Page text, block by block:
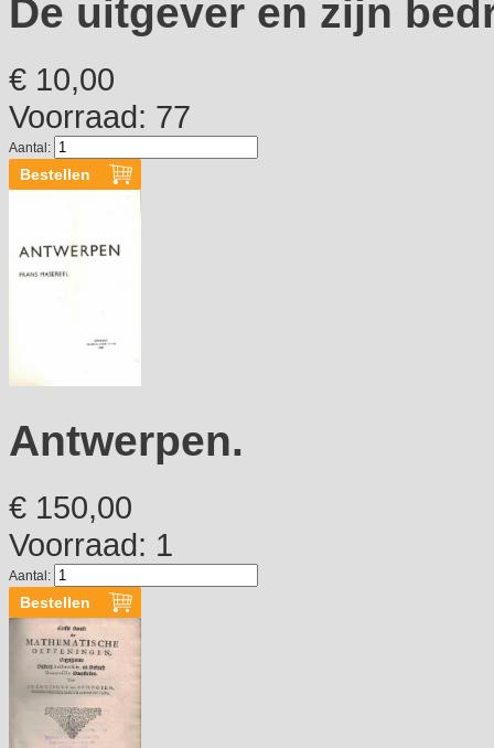
De uitgever en zijn
€ 10,00
Voorraad: 77
Aantal:
Antwerpen.
€ 150,00
Voorraad: 1
Aantal: